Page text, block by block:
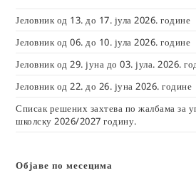
Јеловник од 13. до 17. јула 2026. године
Јеловник од 06. до 10. јула 2026. године
Јеловник од 29. јуна до 03. јула. 2026.
Јеловник од 22. до 26. јуна 2026. године
Списак решених захтева по жалбама за
школску 2026/2027 годину.
Објаве по месецима